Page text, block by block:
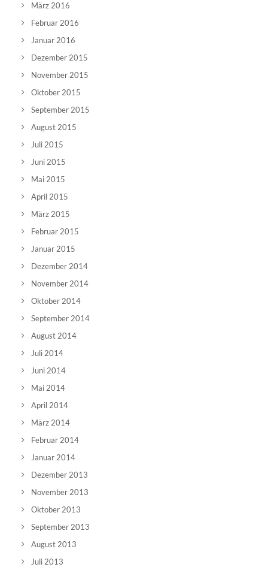
März 2016
Februar 2016
Januar 2016
Dezember 2015
November 2015
Oktober 2015
September 2015
August 2015
Juli 2015
Juni 2015
Mai 2015
April 2015
März 2015
Februar 2015
Januar 2015
Dezember 2014
November 2014
Oktober 2014
September 2014
August 2014
Juli 2014
Juni 2014
Mai 2014
April 2014
März 2014
Februar 2014
Januar 2014
Dezember 2013
November 2013
Oktober 2013
September 2013
August 2013
Juli 2013